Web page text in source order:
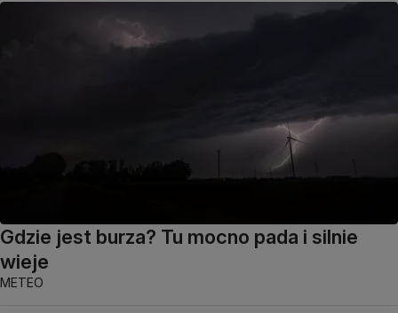
Gdzie jest burza? Tu mocno pada i silnie
wieje
METEO